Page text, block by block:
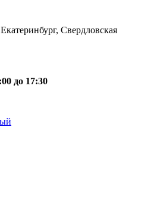
Свердловская
до 17:30